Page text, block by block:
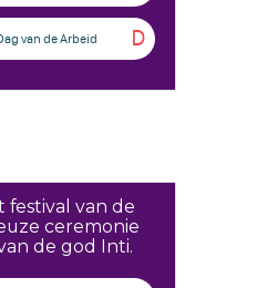
D
van de Arbeid
festival van de
ceremonie
de god Inti.